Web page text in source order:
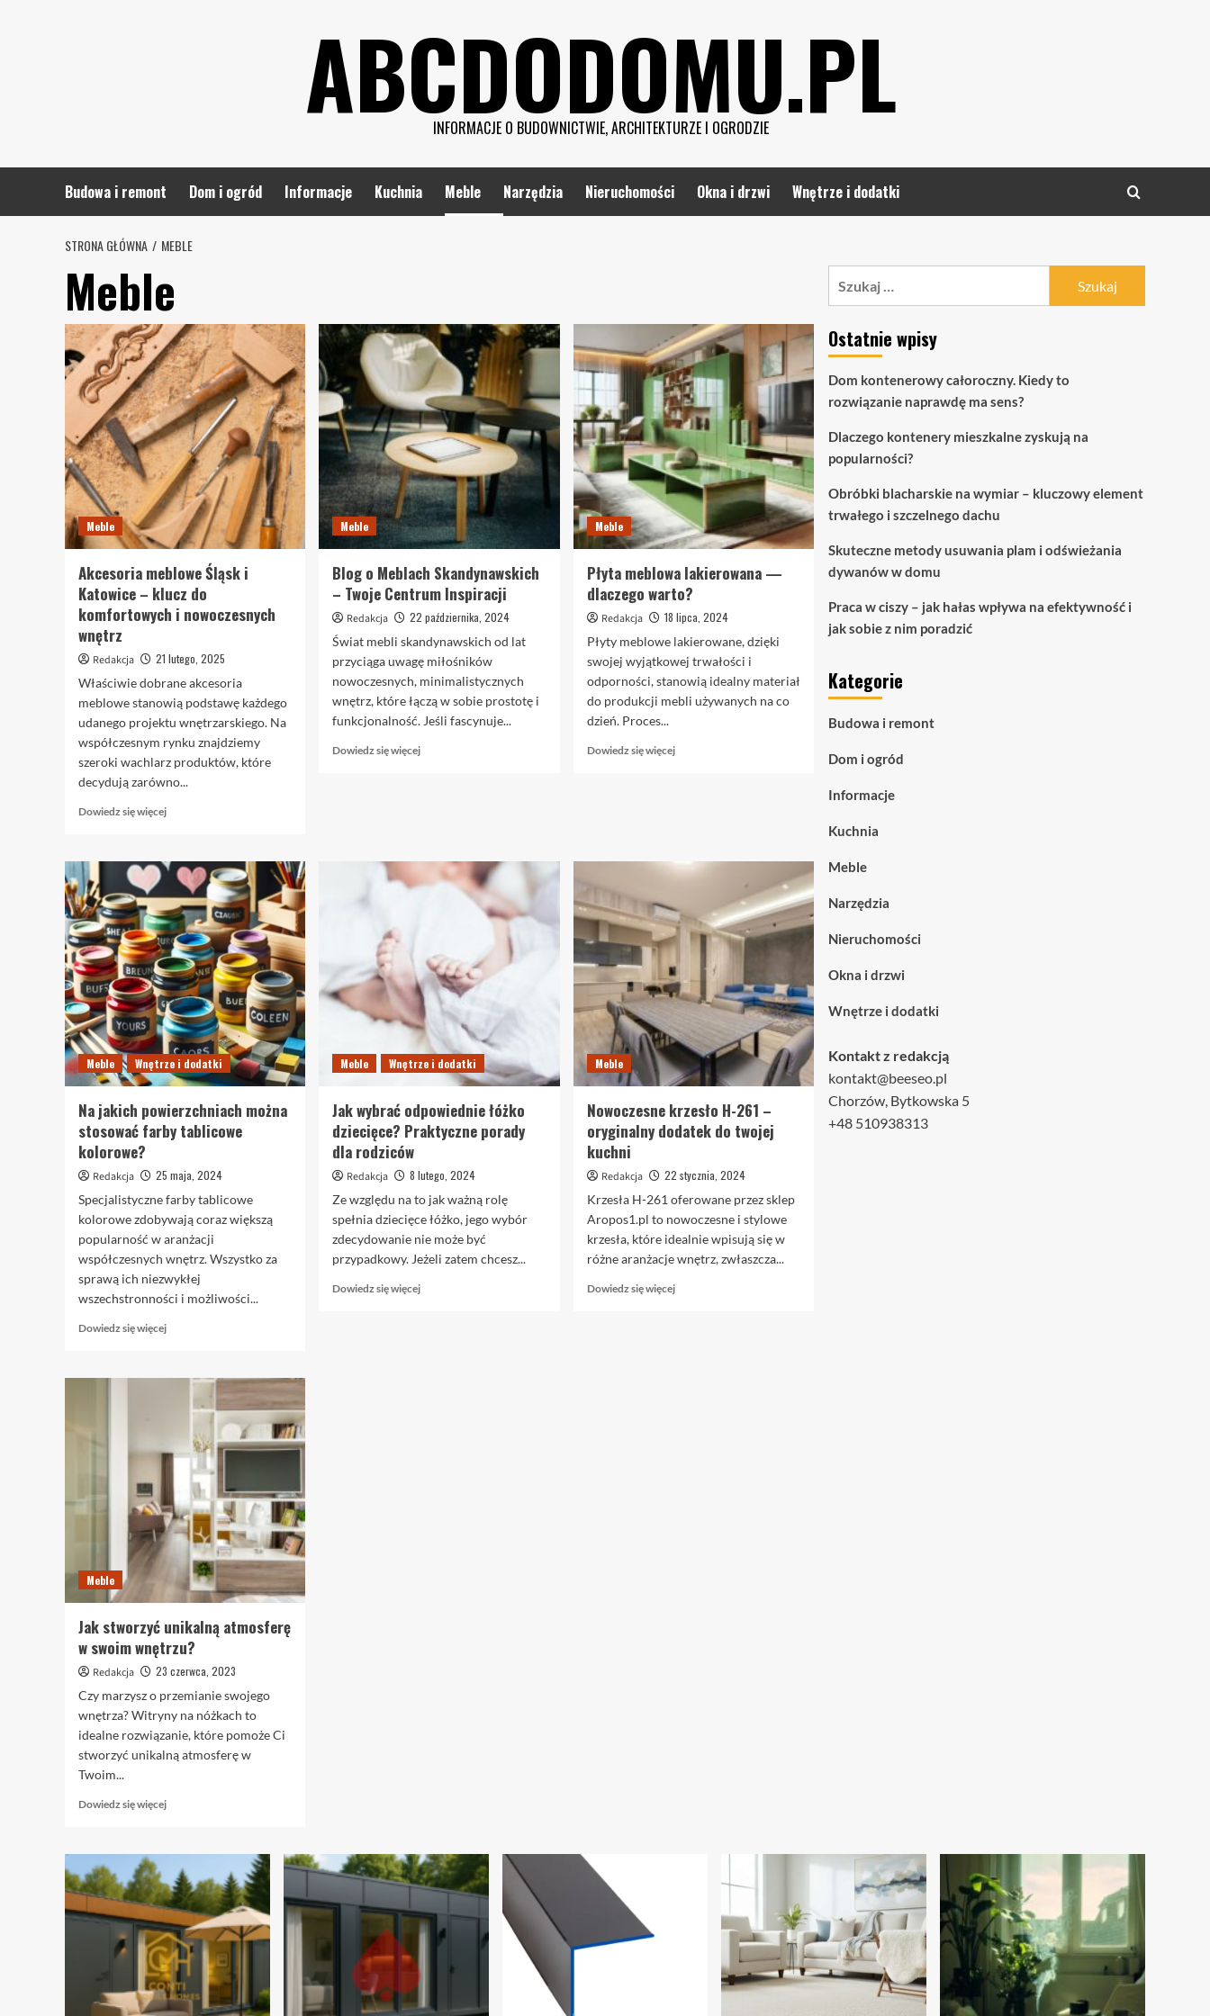
ABCDODOMU.PL
INFORMACJE O BUDOWNICTWIE, ARCHITEKTURZE I OGRODZIE
Budowa i remont Dom i ogród Informacje Kuchnia Meble Narzędzia Nieruchomości Okna i drzwi Wnętrze i dodatki
STRONA GŁÓWNA MEBLE
Meble
Meble
Akcesoria meblowe Śląsk i
Katowice – klucz do
komfortowych i nowoczesnych
wnętrz
Redakcja
21 lutego, 2025
Właściwie dobrane akcesoria
meblowe stanowią podstawę każdego
udanego projektu wnętrzarskiego. Na
współczesnym rynku znajdziemy
szeroki wachlarz produktów, które
decydują zarówno...
Dowiedz się więcejDowiedz
o
Akcesoria
meblowe
Śląsk
i
Katowice
–
klucz
do
komfortowych
i
nowoczesnych
wnętrz
Meble
Blog o Meblach Skandynawskich
– Twoje Centrum Inspiracji
Redakcja
22 października, 2024
Świat mebli skandynawskich od lat
przyciąga uwagę miłośników
nowoczesnych, minimalistycznych
wnętrz, które łączą w sobie prostotę i
funkcjonalność. Jeśli fascynuje...
Dowiedz się więcejDowiedz
Skandynawskich
–
Meble
Płyta meblowa lakierowana —
dlaczego warto?
Redakcja
18 lipca, 2024
Płyty meblowe lakierowane, dzięki
swojej wyjątkowej trwałości i
odporności, stanowią idealny materiał
do produkcji mebli używanych na co
dzień. Proces...
Dowiedz się więcejDowiedz
—
Meble Wnętrze i dodatki
Na jakich powierzchniach można
stosować farby tablicowe
kolorowe?
Redakcja
25 maja, 2024
Specjalistyczne farby tablicowe
kolorowe zdobywają coraz większą
popularność w aranżacji
współczesnych wnętrz. Wszystko za
sprawą ich niezwykłej
wszechstronności i możliwości...
Dowiedz się więcejDowiedz
o
jakich
powierzchniach
można
stosować
tablicowe
kolorowe?
Meble Wnętrze i dodatki
Jak wybrać odpowiednie łóżko
dziecięce? Praktyczne porady
dla rodziców
Redakcja
8 lutego, 2024
Ze względu na to jak ważną rolę
spełnia dziecięce łóżko, jego wybór
zdecydowanie nie może być
przypadkowy. Jeżeli zatem chcesz...
Dowiedz się więcejDowiedz
Meble
Nowoczesne krzesło H-261 –
oryginalny dodatek do twojej
kuchni
Redakcja
22 stycznia, 2024
Krzesła H-261 oferowane przez sklep
Aropos1.pl to nowoczesne i stylowe
krzesła, które idealnie wpisują się w
różne aranżacje wnętrz, zwłaszcza...
Dowiedz się więcejDowiedz
Meble
Jak stworzyć unikalną atmosferę
w swoim wnętrzu?
Redakcja
23 czerwca, 2023
Czy marzysz o przemianie swojego
wnętrza? Witryny na nóżkach to
idealne rozwiązanie, które pomoże Ci
stworzyć unikalną atmosferę w
Twoim...
Dowiedz się więcejDowiedz
o
Jak
stworzyć
unikalną
atmosferę
w
swoim
wnętrzu?
Ostatnie wpisy
Dom kontenerowy całoroczny. Kiedy to
rozwiązanie naprawdę ma sens?
Dlaczego kontenery mieszkalne zyskują na
popularności?
Obróbki blacharskie na wymiar – kluczowy element
trwałego i szczelnego dachu
Skuteczne metody usuwania plam i odświeżania
dywanów w domu
Praca w ciszy – jak hałas wpływa na efektywność i
jak sobie z nim poradzić
Kategorie
Budowa i remont
Dom i ogród
Informacje
Kuchnia
Meble
Narzędzia
Nieruchomości
Okna i drzwi
Wnętrze i dodatki
Kontakt z redakcją
kontakt@beeseo.pl
Chorzów, Bytkowska 5
+48 510938313